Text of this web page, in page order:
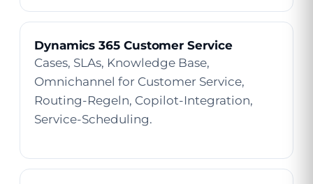
Dynamics 365 Customer Service
Cases, SLAs, Knowledge Base,
Omnichannel for Customer Service,
Routing-Regeln, Copilot-Integration,
Service-Scheduling.